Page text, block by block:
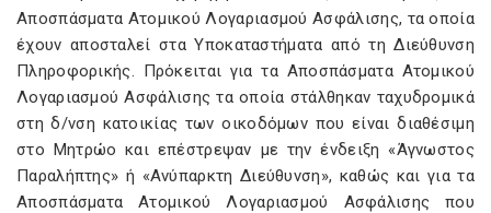
Αποσπάσματα Ατομικού Λογαριασμού Ασφάλισης, τα οποία
έχουν αποσταλεί στα Υποκαταστήματα από τη Διεύθυνση
Πληροφορικής. Πρόκειται για τα Αποσπάσματα Ατομικού
Λογαριασμού Ασφάλισης τα οποία στάλθηκαν ταχυδρομικά
στη δ/νση κατοικίας των οικοδόμων που είναι διαθέσιμη
στο Μητρώο και επέστρεψαν με την ένδειξη «Άγνωστος
Παραλήπτης» ή «Ανύπαρκτη Διεύθυνση», καθώς και για τα
Αποσπάσματα Ατομικού Λογαριασμού Ασφάλισης που